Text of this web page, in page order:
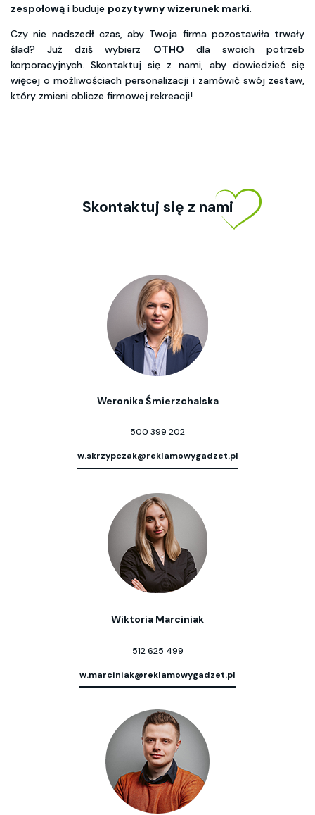
zespołową i buduje pozytywny wizerunek marki.
Czy nie nadszedł czas, aby Twoja firma pozostawiła trwały
ślad? Już dziś wybierz OTHO dla swoich potrzeb
korporacyjnych. Skontaktuj się z nami, aby dowiedzieć się
więcej o możliwościach personalizacji i zamówić swój zestaw,
który zmieni oblicze firmowej rekreacji!
Skontaktuj się z nami
Weronika Śmierzchalska
500 399 202
w.skrzypczak@reklamowygadzet.pl
Wiktoria Marciniak
512 625 499
w.marciniak@reklamowygadzet.pl